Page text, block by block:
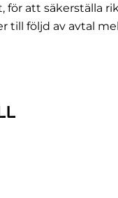
för att säkerställa
till följd av avtal